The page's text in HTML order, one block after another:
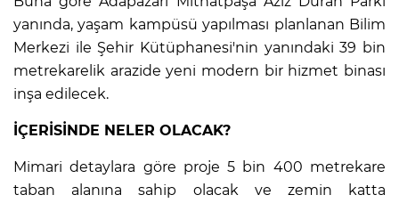
yanında, yaşam kampüsü yapılması planlanan Bilim
Merkezi ile Şehir Kütüphanesi'nin yanındaki 39 bin
metrekarelik arazide yeni modern bir hizmet binası
inşa edilecek.
İÇERİSİNDE NELER OLACAK?
Mimari detaylara göre proje 5 bin 400 metrekare
taban alanına sahip olacak ve zemin katta